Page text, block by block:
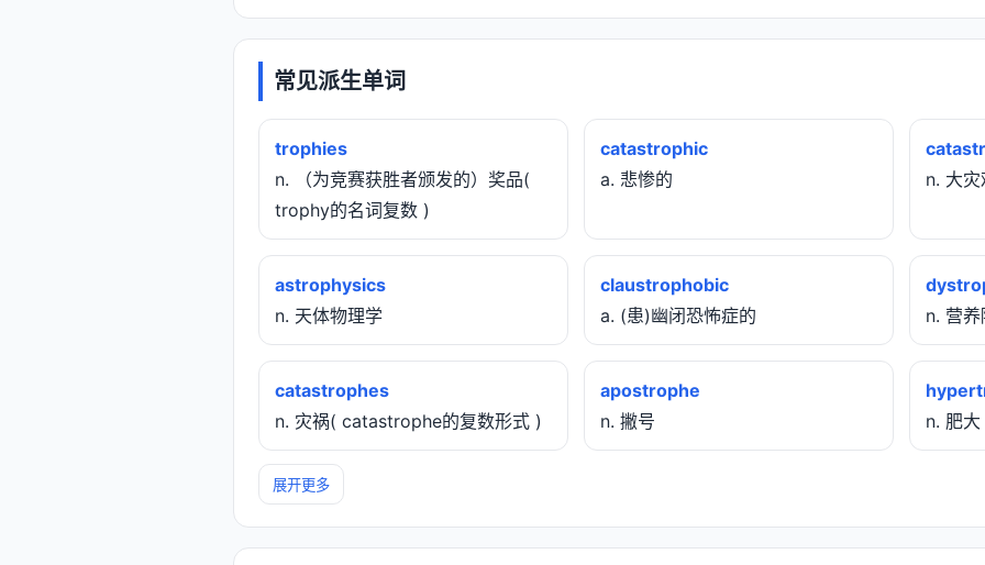
常见派生单词
trophies
n. （为竞赛获胜者颁发的）奖品(
trophy的名词复数 )
catastrophic
a. 悲惨的
n. 大灾
astrophysics
n. 天体物理学
claustrophobic
a. (患)幽闭恐怖症的
n. 营
catastrophes
n. 灾祸( catastrophe的复数形式 )
apostrophe
n. 撇号
n. 肥大
展开更多